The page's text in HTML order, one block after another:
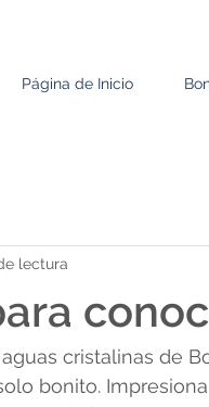
Página de Inicio
lectura
cristalinas de
bonito.